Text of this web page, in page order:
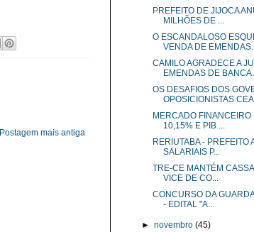
Postagem mais antiga
PREFEITO DE JIJOCA
MILHÕES DE ...
O ESCANDALOSO
VENDA DE
CAMILO AGRADECE A
EMENDAS DE
OS DESAFIOS DOS
OPOSICIONISTAS
MERCADO
10,15% E PIB ...
RERIUTABA - PREFEITO
SALARIAIS P...
TRE-CE MANTÉM
VICE DE CO...
CONCURSO DA
- EDITAL "A...
►novembro(45)